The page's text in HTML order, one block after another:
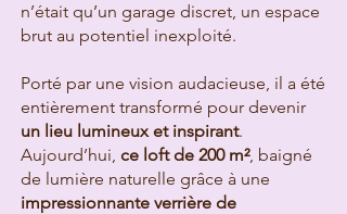
n’était qu’un garage discret, un espace
brut au potentiel inexploité.
Porté par une vision audacieuse, il a été
entièrement transformé pour devenir
un lieu lumineux et inspirant.
Aujourd’hui, ce loft de 200 m², baigné
de lumière naturelle grâce à une
impressionnante verrière de